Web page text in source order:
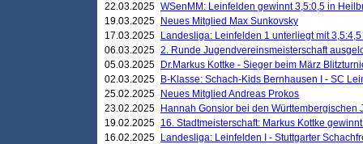
22.03.2025 WSenMM: Leinfelden gewinnt 3,5:0,5 in
19.03.2025
Neues Mitglied Max Sunkovsky
17.03.2025
Landesliga: Leinfelden 1 unterliegt mit
06.03.2025 2. Runde Jugendvereinsmeisterschaft
05.03.2025
Dr.Markus Kottke - Sieger beim März
02.03.2025
B-Klasse: Schach-Kids Bernhausen I - SC
25.02.2025
Neues Mitglied Andreas Prokos
23.02.2025
Hannah Gonsior bei den Württembergischen
19.02.2025 16. Stadtmeisterschaft: Markus Kottke
16.02.2025
Landesliga: Leinfelden I - Stuttgarter